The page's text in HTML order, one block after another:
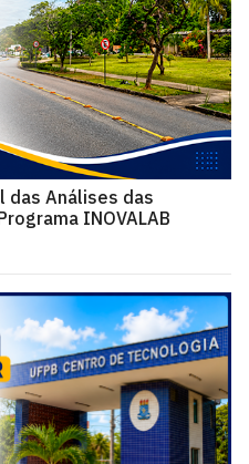
das Análises das
INOVALAB